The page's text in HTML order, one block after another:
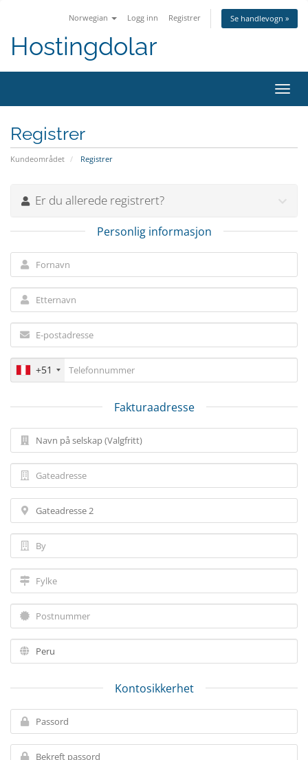
Norwegian Logg inn Registrer Se handlevogn »
Hostingdolar
Bytt
Registrer
Kundeområdet Registrer
Er du allerede registrert?
Personlig informasjon
+51
Fakturaadresse
Kontosikkerhet